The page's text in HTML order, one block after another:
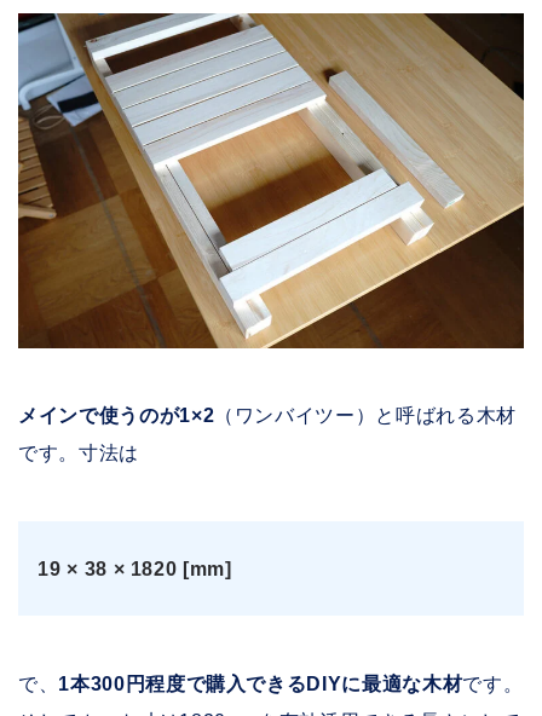
メインで使うのが1×2 （ワンバイツー）と呼ばれる木材
です。寸法は
19 × 38 × 1820 [mm]
で、 1本300円程度で購入できるDIYに最適な木材です。